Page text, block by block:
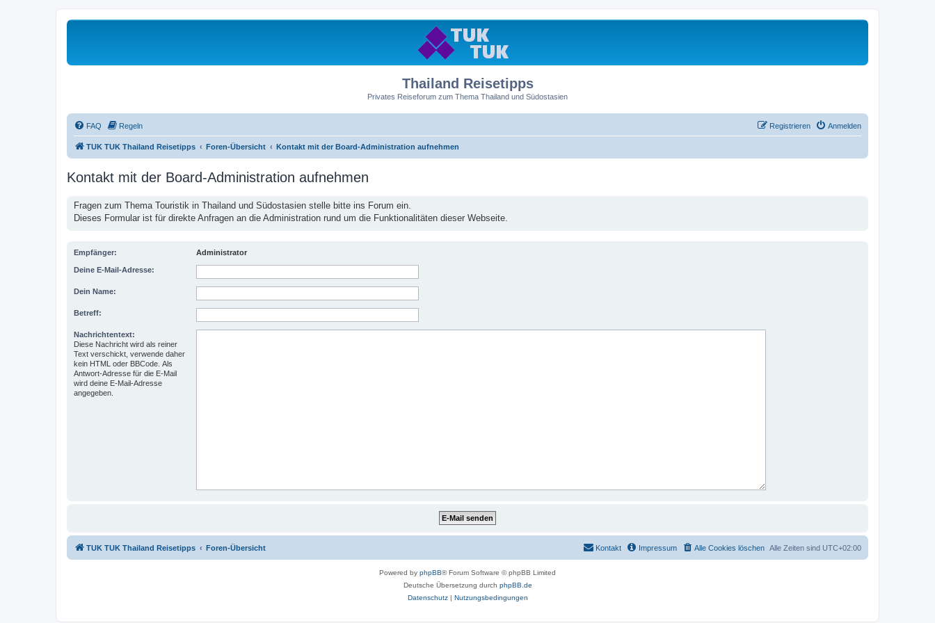
Thailand Reisetipps
Privates Reiseforum zum Thema Thailand und Südostasien
FAQ Regeln Anmelden
Registrieren
TUK TUK Thailand Reisetipps Foren-Übersicht Kontakt mit der Board-Administration aufnehmen
Kontakt mit der Board-Administration aufnehmen
Fragen zum Thema Touristik in Thailand und Südostasien stelle bitte ins Forum ein.
Dieses Formular ist für direkte Anfragen an die Administration rund um die Funktionalitäten dieser Webseite.
Empfänger: Administrator
Deine E-Mail-Adresse:
Dein Name:
Betreff:
Nachrichtentext:
Diese Nachricht wird als reiner
Text verschickt, verwende daher
kein HTML oder BBCode. Als
Antwort-Adresse für die E-Mail
wird deine E-Mail-Adresse
angegeben.
TUK TUK Thailand Reisetipps Foren-Übersicht Alle Zeiten sind UTC+02:00
Alle Cookies löschen
Impressum
Kontakt
Powered by phpBB® Forum Software © phpBB Limited
Deutsche Übersetzung durch phpBB.de
Datenschutz| Nutzungsbedingungen